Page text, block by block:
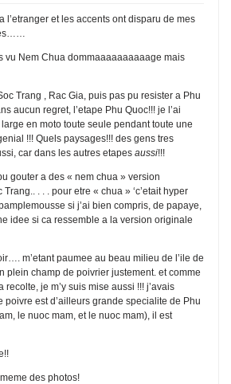
l’etranger et les accents ont disparu de mes
vu Nem Chua dommaaaaaaaaaage mais
Trang , Rac Gia, puis pas pu resister a Phu
aucun regret, l’etape Phu Quoc!!! je l’ai
en moto toute seule pendant toute une
!!! Quels paysages!!! des gens tres
car dans les autres etapes aussi!!!
gouter a des « nem chua » version
. . . pour etre « chua » ‘c’etait hyper
si j’ai bien compris, de papaye,
idee si ca ressemble a la version originale
m’etant paumee au beau milieu de l’ile de
plein champ de poivrier justement. et comme
je m’y suis mise aussi !!! j’avais
poivre est d’ailleurs grande specialite de Phu
le nuoc mam, et le nuoc mam), il est
des photos!